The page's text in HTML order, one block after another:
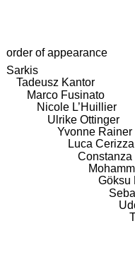
order of appearance
Sarkis
Tadeusz Kantor
Marco Fusinato
Nicole L’Huillier
Ulrike Ottinger
Yvonne Rainer
Luca Cerizza
Constanza
Göksu